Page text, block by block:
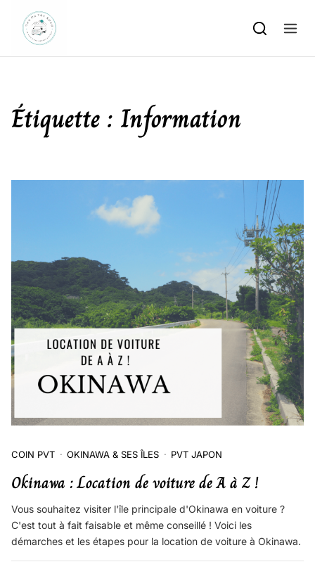
Skip to content
Étiquette : Information
COIN PVT OKINAWA & SES ÎLES PVT JAPON
Okinawa : Location de voiture de A à Z !
Vous souhaitez visiter l'île principale d'Okinawa en voiture ?
C'est tout à fait faisable et même conseillé ! Voici les
démarches et les étapes pour la location de voiture à Okinawa.